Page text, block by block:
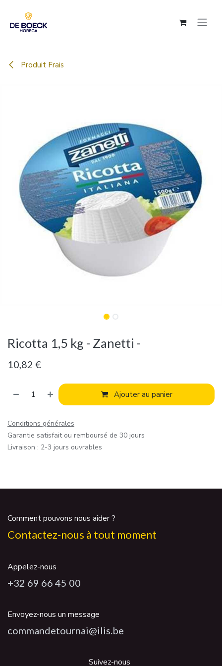
Produit Frais
Ricotta 1,5 kg - Zanetti -
10,82 €
Ajouter au panier
Conditions générales
Garantie satisfait ou remboursé de 30 jours
Livraison : 2-3 jours ouvrables
Comment pouvons nous aider ?
Contactez-nous à tout moment
Appelez-nous
+32 69 66 45 00
Envoyez-nous un message
commandetournai@ilis.be
Suivez-nous